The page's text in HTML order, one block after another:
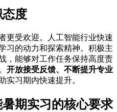
度
更受欢迎。人工智能行业快速
习的动力和探索精神。积极主
，能够对工作任务保持高度责
开放接受反馈、不断提升专业
实习期内快速提升。
期实习的核心要求